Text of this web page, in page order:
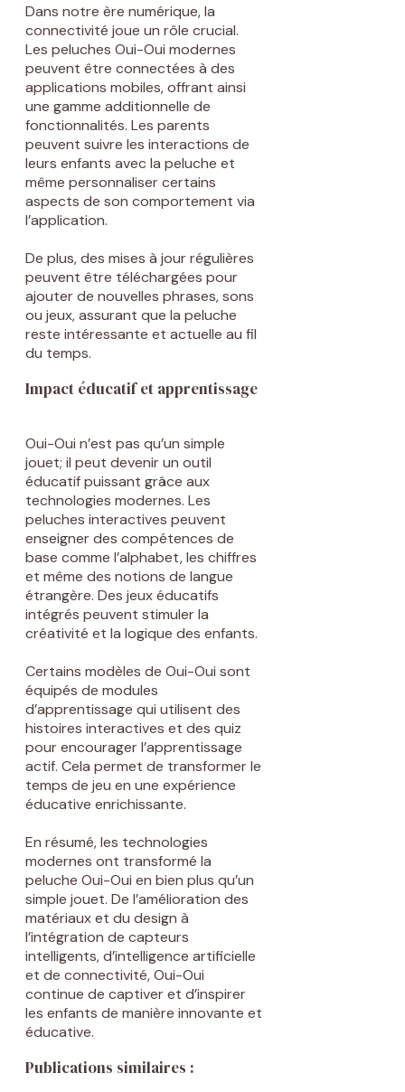
Dans notre ère numérique, la
connectivité joue un rôle crucial.
Les peluches Oui-Oui modernes
peuvent être connectées à des
applications mobiles, offrant ainsi
une gamme additionnelle de
fonctionnalités. Les parents
peuvent suivre les interactions de
leurs enfants avec la peluche et
même personnaliser certains
aspects de son comportement via
l’application.
De plus, des mises à jour régulières
peuvent être téléchargées pour
ajouter de nouvelles phrases, sons
ou jeux, assurant que la peluche
reste intéressante et actuelle au fil
du temps.
Impact éducatif et apprentissage
Oui-Oui n’est pas qu’un simple
jouet; il peut devenir un outil
éducatif puissant grâce aux
technologies modernes. Les
peluches interactives peuvent
enseigner des compétences de
base comme l’alphabet, les chiffres
et même des notions de langue
étrangère. Des jeux éducatifs
intégrés peuvent stimuler la
créativité et la logique des enfants.
Certains modèles de Oui-Oui sont
équipés de modules
d’apprentissage qui utilisent des
histoires interactives et des quiz
pour encourager l’apprentissage
actif. Cela permet de transformer le
temps de jeu en une expérience
éducative enrichissante.
En résumé, les technologies
modernes ont transformé la
peluche Oui-Oui en bien plus qu’un
simple jouet. De l’amélioration des
matériaux et du design à
l’intégration de capteurs
intelligents, d’intelligence artificielle
et de connectivité, Oui-Oui
continue de captiver et d’inspirer
les enfants de manière innovante et
éducative.
Publications similaires :